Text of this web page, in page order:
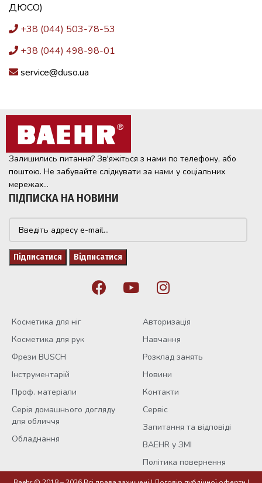
ДЮСО)
+38 (044) 503-78-53
+38 (044) 498-98-01
service@duso.ua
Залишились питання? Зв'яжіться з нами по телефону, або
поштою. Не забувайте слідкувати за нами у соціальних
мережах...
ПІДПИСКА НА НОВИНИ
Косметика для ніг
Косметика для рук
Фрези BUSCH
Інструментарій
Проф. матеріали
Серія домашнього догляду
для обличчя
Обладнання
Авторизація
Навчання
Розклад занять
Новини
Контакти
Сервіс
Запитання та відповіді
BAEHR у ЗМІ
Політика повернення